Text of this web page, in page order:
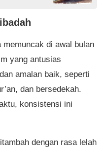
memuncak di awal bulan
yang antusias
amalan baik, seperti
dan bersedekah.
konsistensi ini
dengan rasa lelah